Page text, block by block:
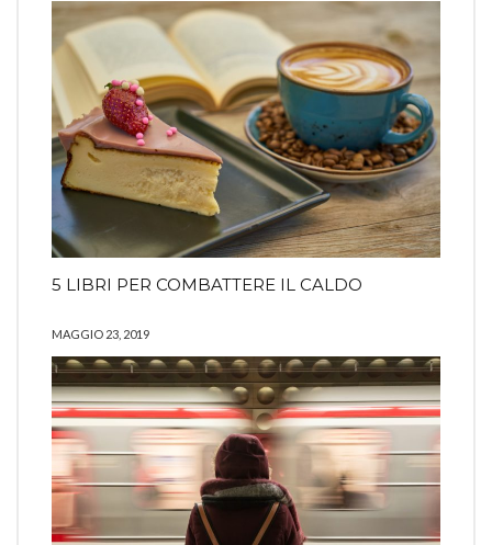
5 LIBRI PER COMBATTERE IL CALDO
MAGGIO 23, 2019